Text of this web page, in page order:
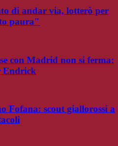
di andar via, lotterò per
paura"
con Madrid non si ferma:
Endrick
Fofana: scout giallorossi a